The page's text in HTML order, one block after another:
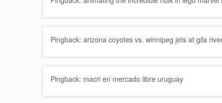
Pingback: arizona coyotes vs. winnipeg jets at gila
Pingback: macri en mercado libre uruguay